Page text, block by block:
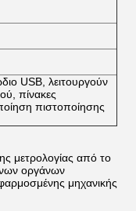
USB, λειτουργούν
πίνακες
πιστοποίησης
μετρολογίας από το
οργάνων
μηχανικής